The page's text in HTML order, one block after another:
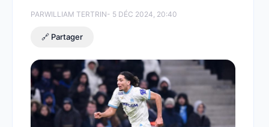
PARWILLIAM TERTRIN- 5 DÉC 2024, 20:40
🔗 Partager